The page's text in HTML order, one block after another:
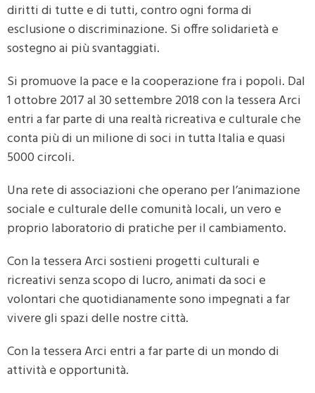
diritti di tutte e di tutti, contro ogni forma di
esclusione o discriminazione. Si offre solidarietà e
sostegno ai più svantaggiati.
Si promuove la pace e la cooperazione fra i popoli. Dal
1 ottobre 2017 al 30 settembre 2018 con la tessera Arci
entri a far parte di una realtà ricreativa e culturale che
conta più di un milione di soci in tutta Italia e quasi
5000 circoli.
Una rete di associazioni che operano per l’animazione
sociale e culturale delle comunità locali, un vero e
proprio laboratorio di pratiche per il cambiamento.
Con la tessera Arci sostieni progetti culturali e
ricreativi senza scopo di lucro, animati da soci e
volontari che quotidianamente sono impegnati a far
vivere gli spazi delle nostre città.
Con la tessera Arci entri a far parte di un mondo di
attività e opportunità.